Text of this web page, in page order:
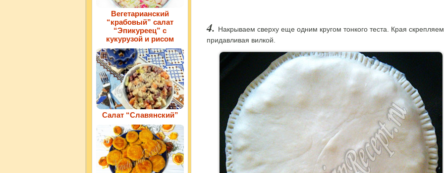
Накрываем сверху еще одним кругом тонкого теста. Края
придавливая вилкой.
Вегетарианский
“крабовый” салат
“Эпикуреец” с
кукурузой и рисом
Салат “Славянский”